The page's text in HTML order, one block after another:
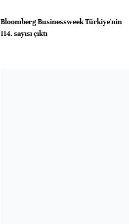
Bloomberg Businessweek Türkiye'nin
114. sayısı çıktı